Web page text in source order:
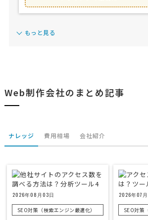
もっと見る
Web制作会社のまとめ記事
ナレッジ 費用相場 会社紹介
2026年08月03日
SEO対策（検索エンジン最適化）
2026年07
SEO対策